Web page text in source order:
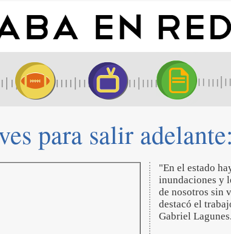
para salir
"En el estado
inundaciones y
de nosotros sin
destacó el
Gabriel Lagunes.